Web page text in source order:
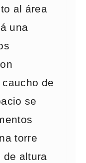
al área
una
de
se
torre
de altura